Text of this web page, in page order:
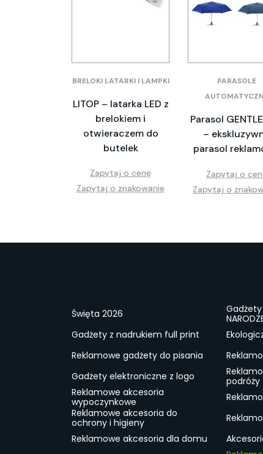
BRELOKI LATARKI I LAMPKI
LITOP – latarka LED z
brelokiem i
otwieraczem do
butelek
Zapytaj o cenę
Zapytaj o znakowanie
PARASOLE
Parasol
–
parasol
Zapytaj o
Zapytaj o
Święta 2026
Gadżety z nadrukiem full print
Reklamowe gadżety do pisania
Gadżety elektroniczne z logo
podróży
Reklamowe akcesoria
wypoczynkowe
Reklamowe akcesoria do
ochrony i higieny
Reklamowe akcesoria dla domu